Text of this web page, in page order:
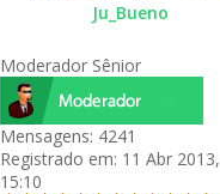
Ju_Bueno
Moderador Sênior
Mensagens: 4241
Registrado em: 11 Abr 2013,
15:10